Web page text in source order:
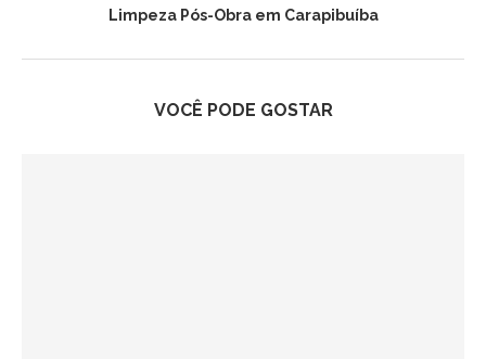
Limpeza Pós-Obra em Carapibuíba
VOCÊ PODE GOSTAR